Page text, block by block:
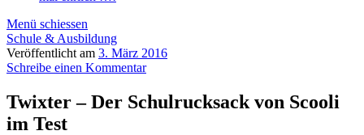
Menü schiessen
Schule & Ausbildung
Veröffentlicht am 3. März 2016
Schreibe einen Kommentar
Twixter – Der Schulrucksack von Scooli
im Test